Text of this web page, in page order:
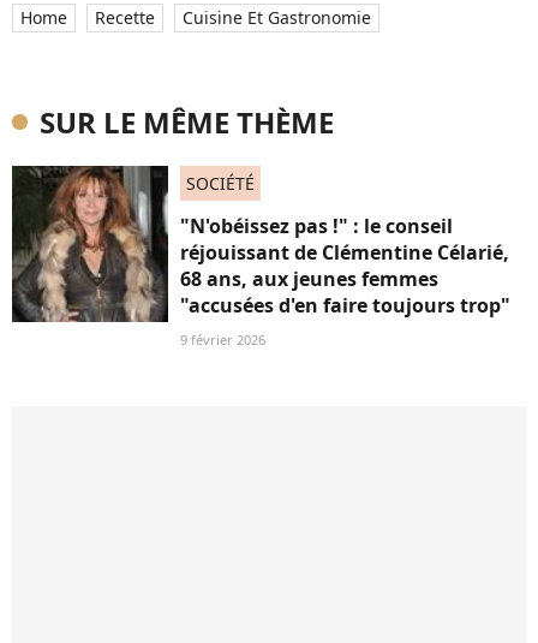
Home Recette Cuisine Et Gastronomie
SUR LE MÊME THÈME
SOCIÉTÉ
"N'obéissez pas !" : le conseil
réjouissant de Clémentine Célarié,
68 ans, aux jeunes femmes
"accusées d'en faire toujours trop"
9 février 2026